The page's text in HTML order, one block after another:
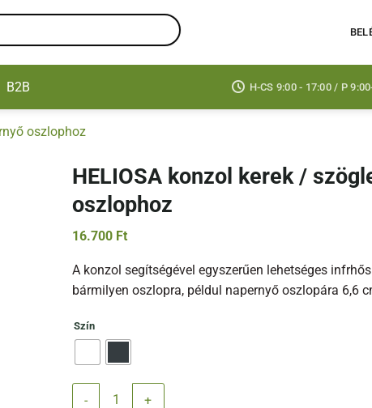
B2B H-CS 9:00 - 17:00 / P
oszlophoz
HELIOSA konzol kerek /
oszlophoz
16.700 Ft
A konzol segítségével egyszerűen lehetséges
bármilyen oszlopra, példul napernyő oszlopára 6,6
Szín
HELIOSA konzol kerek / szögletes napernyő oszlophoz